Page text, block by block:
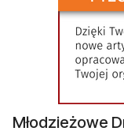
Młodzieżowe